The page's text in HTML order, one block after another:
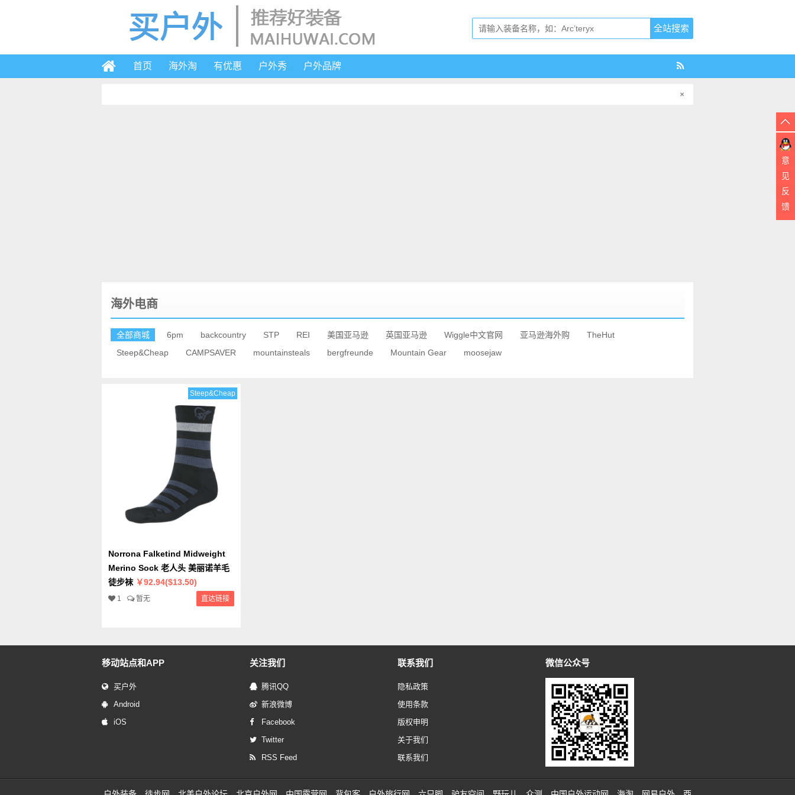
首页 海外淘 有优惠 户外秀 户外品牌
×
海外电商
全部商城 6pm backcountry STP REI 美国亚马逊 英国亚马逊 Wiggle中文官网 亚马逊海外购
TheHut
Steep&Cheap
CAMPSAVER mountainsteals bergfreunde Mountain Gear moosejaw
Steep&Cheap
Norrona Falketind Midweight
Merino Sock 老人头 美丽诺羊毛
徒步袜 ￥92.94($13.50)
1 暂无 直达链接
移动站点和APP
买户外
Android
iOS
关注我们
腾讯QQ
新浪微博
Facebook
Twitter
RSS Feed
联系我们
隐私政策
使用条款
版权申明
关于我们
联系我们
微信公众号
意
见
反
馈